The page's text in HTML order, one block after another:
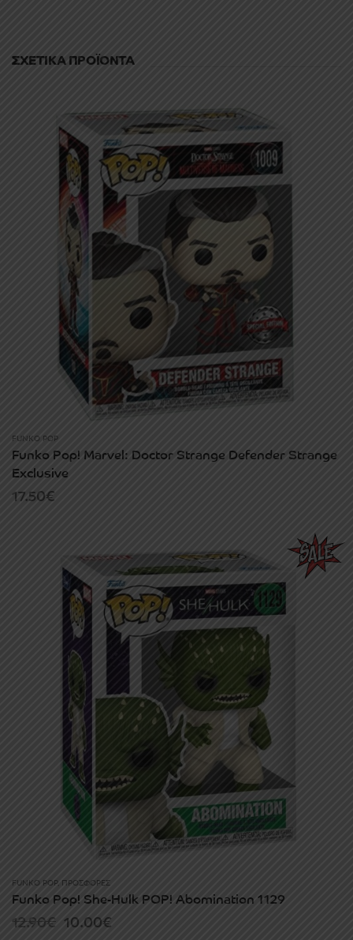
ΣΧΕΤΙΚΆ ΠΡΟΪΌΝΤΑ
FUNKO POP
Funko Pop! Marvel: Doctor Strange Defender Strange
Exclusive
17.50€
FUNKO POP, ΠΡΟΣΦΟΡΈΣ
Funko Pop! She-Hulk POP! Abomination 1129
12.90€ Original
10.00€